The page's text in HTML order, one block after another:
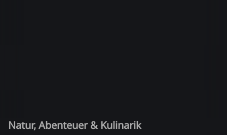
Natur, Abenteuer & Kulinarik